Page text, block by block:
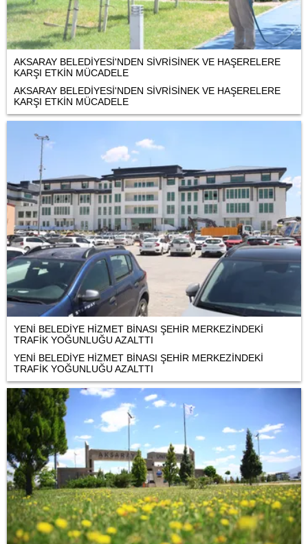
AKSARAY BELEDİYESİ'NDEN SİVRİSİNEK VE HAŞERELERE
KARŞI ETKİN MÜCADELE
AKSARAY BELEDİYESİ'NDEN SİVRİSİNEK VE HAŞERELERE
KARŞI ETKİN MÜCADELE
YENİ BELEDİYE HİZMET BİNASI ŞEHİR MERKEZİNDEKİ
TRAFİK YOĞUNLUĞU AZALTTI
YENİ BELEDİYE HİZMET BİNASI ŞEHİR MERKEZİNDEKİ
TRAFİK YOĞUNLUĞU AZALTTI